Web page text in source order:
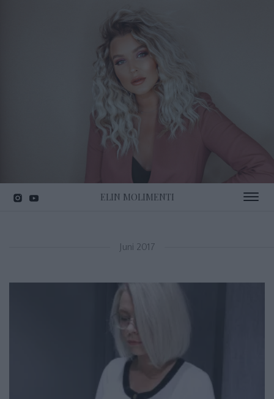
ELIN MOLIMENTI Toggle
Juni 2017